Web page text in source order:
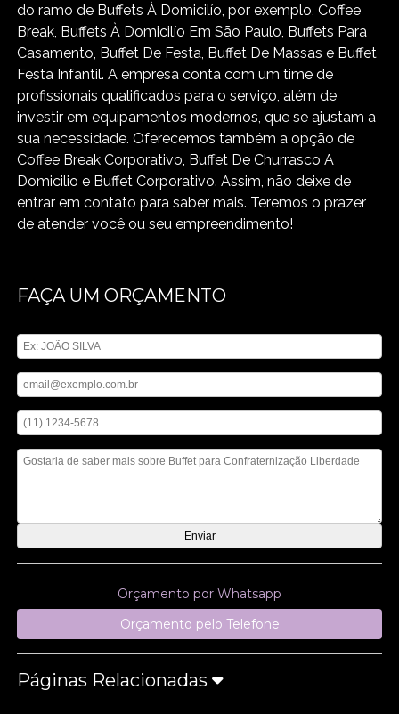
do ramo de Buffets À Domicilío, por exemplo, Coffee
Break, Buffets À Domicilío Em São Paulo, Buffets Para
Casamento, Buffet De Festa, Buffet De Massas e Buffet
Festa Infantil. A empresa conta com um time de
profissionais qualificados para o serviço, além de
investir em equipamentos modernos, que se ajustam a
sua necessidade. Oferecemos também a opção de
Coffee Break Corporativo, Buffet De Churrasco A
Domicilio e Buffet Corporativo. Assim, não deixe de
entrar em contato para saber mais. Teremos o prazer
de atender você ou seu empreendimento!
FAÇA UM ORÇAMENTO
Orçamento por Whatsapp
Orçamento pelo Telefone
Páginas Relacionadas